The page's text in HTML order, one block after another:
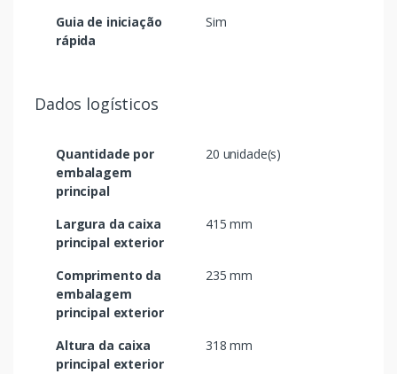
Guia de iniciação
rápida
Sim
Dados logísticos
Quantidade por
embalagem
principal
20 unidade(s)
Largura da caixa
principal exterior
415 mm
Comprimento da
embalagem
principal exterior
235 mm
Altura da caixa
principal exterior
318 mm